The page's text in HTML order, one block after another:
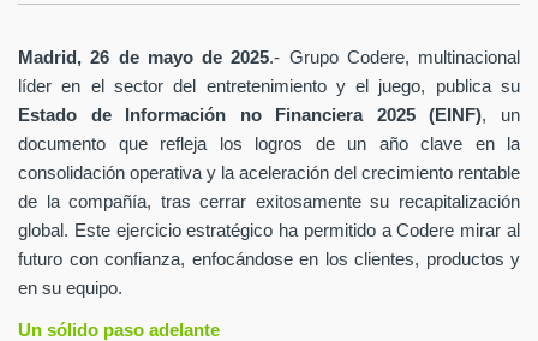
Madrid, 26 de mayo de 2025.- Grupo Codere, multinacional
líder en el sector del entretenimiento y el juego, publica su
Estado de Información no Financiera 2025 (EINF), un
documento que refleja los logros de un año clave en la
consolidación operativa y la aceleración del crecimiento rentable
de la compañía, tras cerrar exitosamente su recapitalización
global. Este ejercicio estratégico ha permitido a Codere mirar al
futuro con confianza, enfocándose en los clientes, productos y
en su equipo.
Un sólido paso adelante